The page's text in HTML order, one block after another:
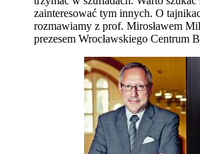
zainteresować tym innych. O
rozmawiamy z prof. Mirosławem
prezesem Wrocławskiego Centrum